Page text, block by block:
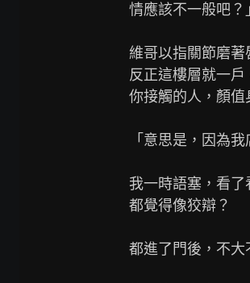
情應該不一般吧？
維哥以指關節磨著
反正這樓層就一
你接觸的人，顏值
「意思是，因為
我一時語塞，看
都覺得像狡辯？
都進了門後，不大